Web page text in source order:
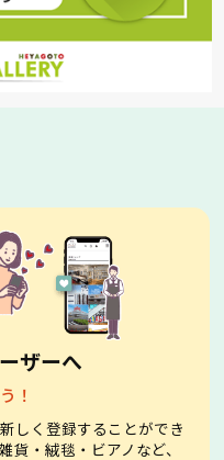
ザーへ
！
しく登録することができ
貨・絨毯・ビアノなど、